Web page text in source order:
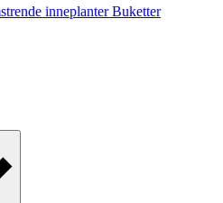
inneplanterBuketter